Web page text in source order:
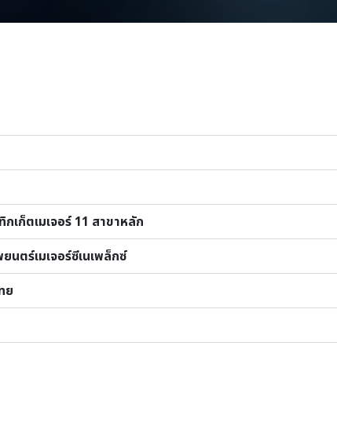
เก็ตเมเจอร์ 11 สาขาหลัก
ตร์เมเจอร์ซีเนเพล็กซ์
ย